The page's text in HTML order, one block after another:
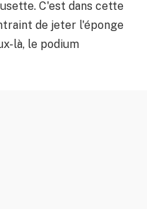
C'est dans cette
de jeter l'éponge
là, le podium